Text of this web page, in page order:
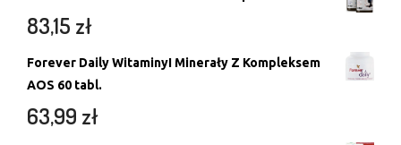
83,15 zł
Forever Daily WitaminyI Minerały Z Kompleksem
AOS 60 tabl.
63,99 zł